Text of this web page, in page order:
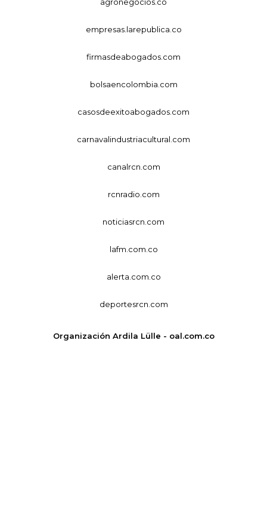
empresas.larepublica.co
firmasdeabogados.com
bolsaencolombia.com
casosdeexitoabogados.com
carnavalindustriacultural.com
canalrcn.com
rcnradio.com
noticiasrcn.com
lafm.com.co
alerta.com.co
deportesrcn.com
Organización Ardila Lülle - oal.com.co